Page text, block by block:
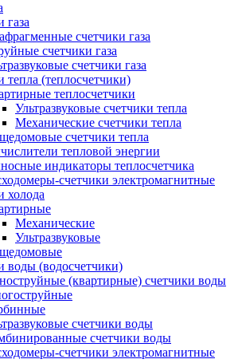
газа
счетчики газа
счетчики газа
счетчики газа
тепла (теплосчетчики)
теплосчетчики
Ультразвуковые счетчики тепла
Механические счетчики тепла
счетчики тепла
тепловой энергии
индикаторы теплосчетчика
счетчики электромагнитные
холода
Механические
Ультразвуковые
воды (водосчетчики)
(квартирные) счетчики воды
счетчики воды
счетчики воды
счетчики электромагнитные